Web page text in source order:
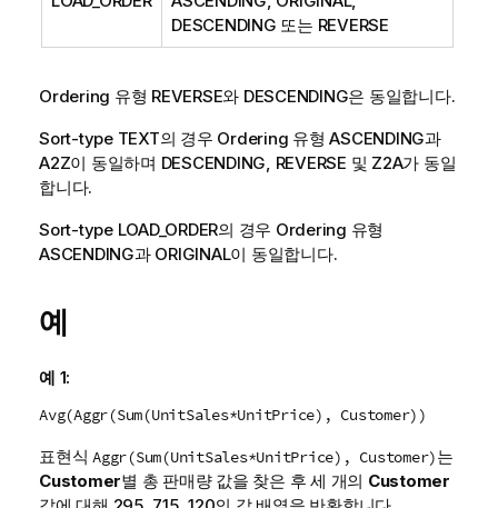
DESCENDING 또는 REVERSE
Ordering 유형 REVERSE와 DESCENDING은 동일합니다.
Sort-type TEXT의 경우 Ordering 유형ASCENDING과
A2Z이 동일하며 DESCENDING REVERSE 및 Z2A가 동일
합니다.
Sort-type LOAD_ORDER의 경우 Ordering 유형
ASCENDING과 ORIGINAL이 동일합니다.
예
예 1:
Avg(Aggr(Sum(UnitSales*UnitPrice), Customer))
표현식 Aggr(Sum(UnitSales*UnitPrice), Customer)는
Customer별 총 판매량 값을 찾은 후 세 개의 Customer